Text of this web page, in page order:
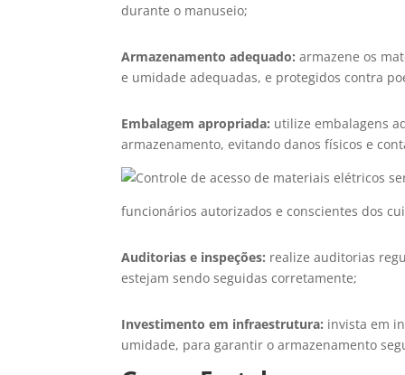
durante o manuseio;
Armazenamento adequado: armazene os
e umidade adequadas, e protegidos contra
Embalagem apropriada: utilize embalagens
armazenamento, evitando danos físicos e
funcionários autorizados e conscientes dos
Auditorias e inspeções: realize auditorias
estejam sendo seguidas corretamente;
Investimento em infraestrutura: invista em
umidade, para garantir o armazenamento